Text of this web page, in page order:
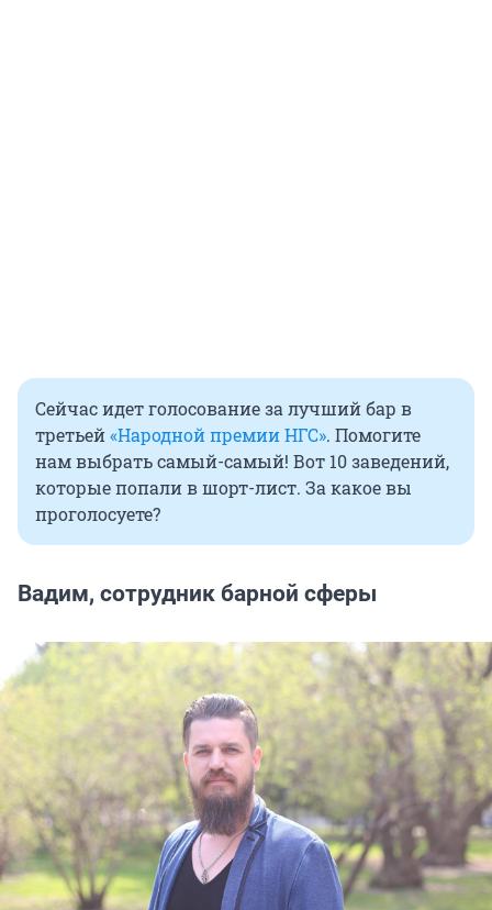
Сейчас идет голосование за лучший бар в
третьей«Народной премии НГС». Помогите
нам выбрать самый-самый! Вот 10 заведений,
которые попали в шорт-лист. За какое вы
проголосуете?
Вадим, сотрудник барной сферы